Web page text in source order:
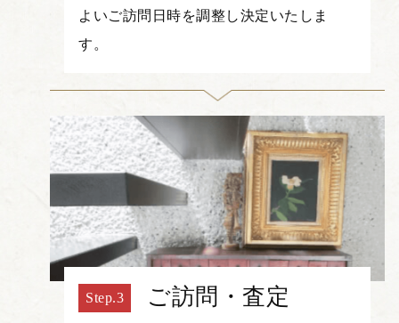
よいご訪問日時を調整し決定いたしま
す。
ご訪問・査定